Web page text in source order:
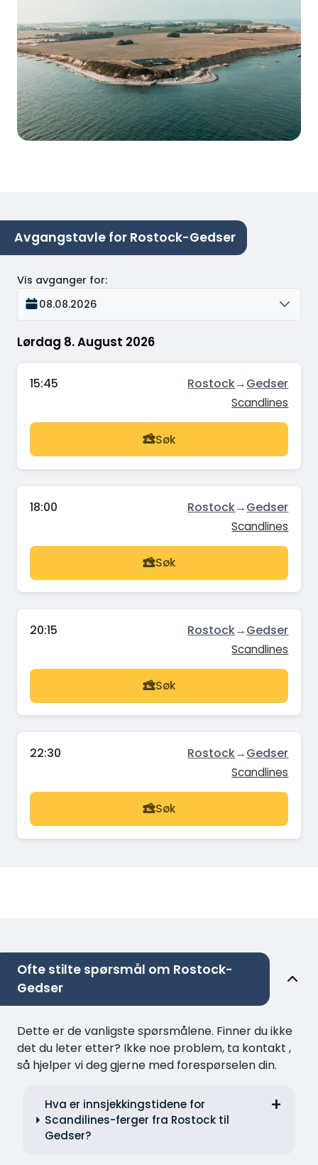
Avgangstavle for Rostock-Gedser
Lørdag 8. August 2026
Vis avganger for:
08.08.2026
15:45 Rostock→Gedser
Scandlines
Søk
18:00 Rostock→Gedser
Scandlines
Søk
20:15 Rostock→Gedser
Scandlines
Søk
22:30 Rostock→Gedser
Scandlines
Søk
Ofte stilte spørsmål om Rostock-
Gedser
Dette er de vanligste spørsmålene. Finner du ikke
det du leter etter? Ikke noe problem, ta kontakt ,
så hjelper vi deg gjerne med forespørselen din.
Hva er innsjekkingstidene for
Scandilines-ferger fra Rostock til
Gedser?